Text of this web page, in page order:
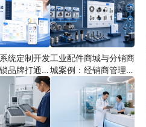
统定制开发
品牌打通多
工业配件商城与分销商
城案例：经销商管理系
统如何分期建设